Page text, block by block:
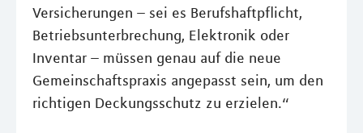
Versicherungen – sei es Berufshaftpflicht,
Betriebsunterbrechung, Elektronik oder
Inventar – müssen genau auf die neue
Gemeinschaftspraxis angepasst sein, um den
richtigen Deckungsschutz zu erzielen.“